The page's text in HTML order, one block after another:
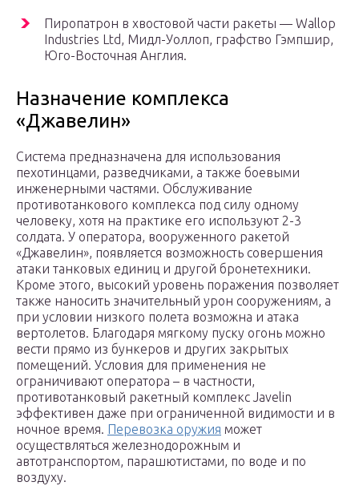
Пиропатрон в хвостовой части ракеты — Wallop
Industries Ltd, Мидл-Уоллоп, графство Гэмпшир,
Юго-Восточная Англия.
Назначение комплекса
«Джавелин»
Система предназначена для использования
пехотинцами, разведчиками, а также боевыми
инженерными частями. Обслуживание
противотанкового комплекса под силу одному
человеку, хотя на практике его используют 2-3
солдата. У оператора, вооруженного ракетой
«Джавелин», появляется возможность совершения
атаки танковых единиц и другой бронетехники.
Кроме этого, высокий уровень поражения позволяет
также наносить значительный урон сооружениям, а
при условии низкого полета возможна и атака
вертолетов. Благодаря мягкому пуску огонь можно
вести прямо из бункеров и других закрытых
помещений. Условия для применения не
ограничивают оператора – в частности,
противотанковый ракетный комплекс Javelin
эффективен даже при ограниченной видимости и в
ночное время. Перевозка оружия может
осуществляться железнодорожным и
автотранспортом, парашютистами, по воде и по
воздуху.